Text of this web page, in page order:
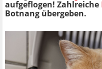
aufgeflogen! Zahlreiche
Botnang übergeben.